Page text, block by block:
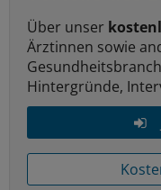
Über unser
Ärztinnen sowie
Hintergründe,